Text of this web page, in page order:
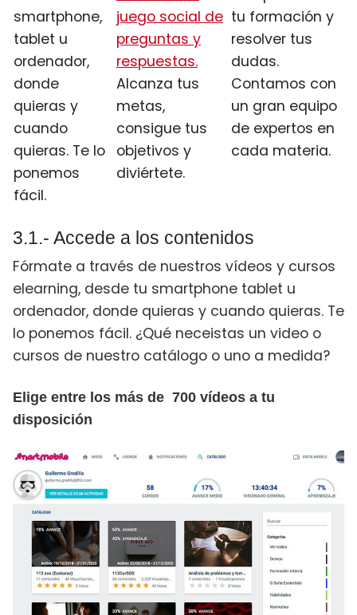
smartphone,
tablet u
ordenador,
donde
quieras y
cuando
quieras. Te lo
ponemos
fácil.
juego social de
preguntas y
respuestas.
Alcanza tus
metas,
consigue tus
objetivos y
diviértete.
tu formación y
resolver tus
dudas.
Contamos con
un gran equipo
de expertos en
cada materia.
3.1.- Accede a los contenidos
Fórmate a través de nuestros vídeos y cursos
elearning, desde tu smartphone tablet u
ordenador, donde quieras y cuando quieras. Te
lo ponemos fácil. ¿Qué neceistas un video o
cursos de nuestro catálogo o uno a medida?
Elige entre los más de 700 vídeos a tu
disposición